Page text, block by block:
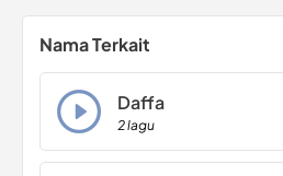
Nama Terkait
Daffa
2 lagu